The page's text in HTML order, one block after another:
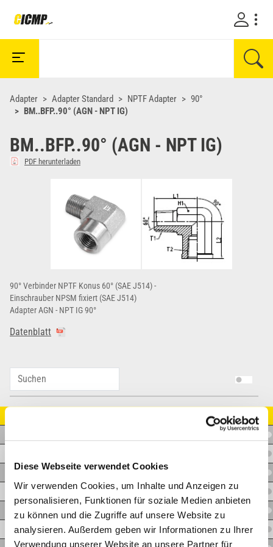
Diese Webseite verwendet Cookies
Wir verwenden Cookies, um Inhalte und Anzeigen zu
personalisieren, Funktionen für soziale Medien anbieten
zu können und die Zugriffe auf unsere Website zu
analysieren. Außerdem geben wir Informationen zu Ihrer
Verwendung unserer Website an unsere Partner für
Adapter Adapter Standard NPTF Adapter
90°
BM..BFP..90° (AGN - NPT IG)
BM..BFP..90° (AGN - NPT IG)
PDF herunterladen
90° Verbinder NPTF Konus 60° (SAE J514) -
Einschrauber NPSM fixiert (SAE J514)
Adapter AGN - NPT IG 90°
Datenblatt
A.BM04BFP0490
A.BM04BFP0690
A.BM06BFP0490